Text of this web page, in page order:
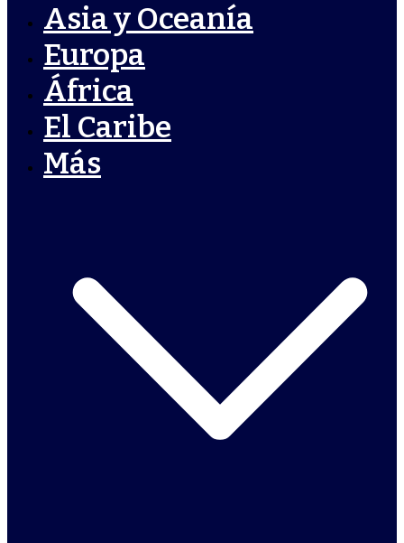
Asia y Oceanía
Europa
África
El Caribe
Más